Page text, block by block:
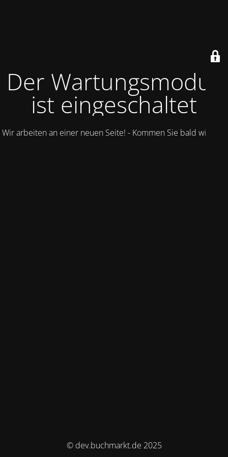
Der Wartungsmodus
ist eingeschaltet
Wir arbeiten an einer neuen Seite! - Kommen Sie bald wieder.
© dev.buchmarkt.de 2025